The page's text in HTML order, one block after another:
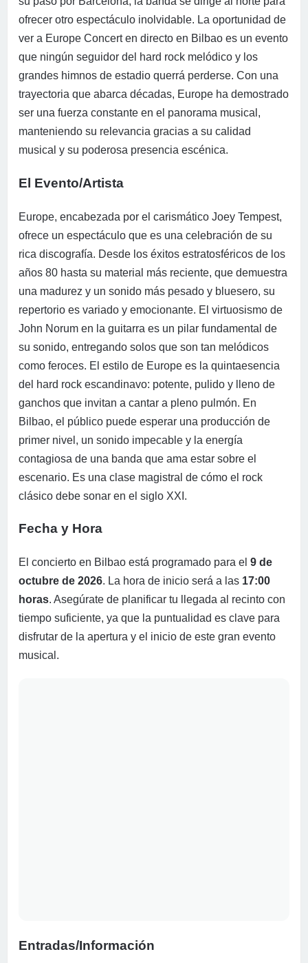
ofrecer otro espectáculo inolvidable. La oportunidad de
ver a Europe Concert en directo en Bilbao es un evento
que ningún seguidor del hard rock melódico y los
grandes himnos de estadio querrá perderse. Con una
trayectoria que abarca décadas, Europe ha demostrado
ser una fuerza constante en el panorama musical,
manteniendo su relevancia gracias a su calidad
musical y su poderosa presencia escénica.
El Evento/Artista
Europe, encabezada por el carismático Joey Tempest,
ofrece un espectáculo que es una celebración de su
rica discografía. Desde los éxitos estratosféricos de los
años 80 hasta su material más reciente, que demuestra
una madurez y un sonido más pesado y bluesero, su
repertorio es variado y emocionante. El virtuosismo de
John Norum en la guitarra es un pilar fundamental de
su sonido, entregando solos que son tan melódicos
como feroces. El estilo de Europe es la quintaesencia
del hard rock escandinavo: potente, pulido y lleno de
ganchos que invitan a cantar a pleno pulmón. En
Bilbao, el público puede esperar una producción de
primer nivel, un sonido impecable y la energía
contagiosa de una banda que ama estar sobre el
escenario. Es una clase magistral de cómo el rock
clásico debe sonar en el siglo XXI.
Fecha y Hora
El concierto en Bilbao está programado para el 9 de
octubre de 2026. La hora de inicio será a las 17:00
horas. Asegúrate de planificar tu llegada al recinto con
tiempo suficiente, ya que la puntualidad es clave para
disfrutar de la apertura y el inicio de este gran evento
musical.
Entradas/Información